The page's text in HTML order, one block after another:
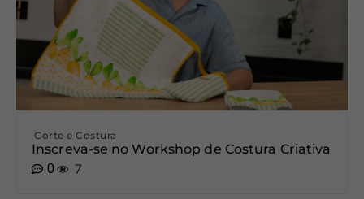
Corte e Costura
Inscreva-se no Workshop de Costura Criativa
0
7